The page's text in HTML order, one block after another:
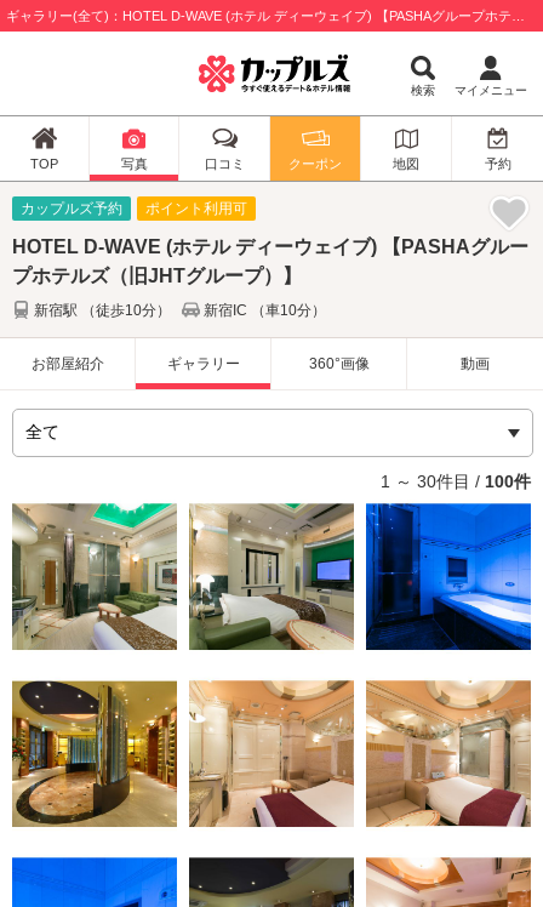
検索 マイメニュー
TOP 写真 口コミ クーポン 地図 予約
カップルズ予約 ポイント利用可
HOTEL D-WAVE (ホテル ディーウェイブ) 【PASHAグルー
プホテルズ（旧JHTグループ）】
新宿駅 （徒歩10分） 新宿IC （車10分）
お部屋紹介 ギャラリー 360°画像 動画
1 ～ 30件目 / 100件